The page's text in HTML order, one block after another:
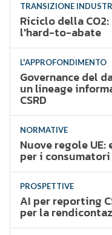
TRANSIZIONE
Riciclo della
l'hard-to-abate
L'APPROFONDIMENTO
Governance del
un lineage
CSRD
NORMATIVE
Nuove regole
per i consumatori
PROSPETTIVE
AI per reporting
per la